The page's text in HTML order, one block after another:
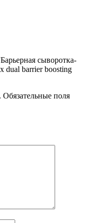
сыворотка-
dual barrier boosting
Обязательные поля